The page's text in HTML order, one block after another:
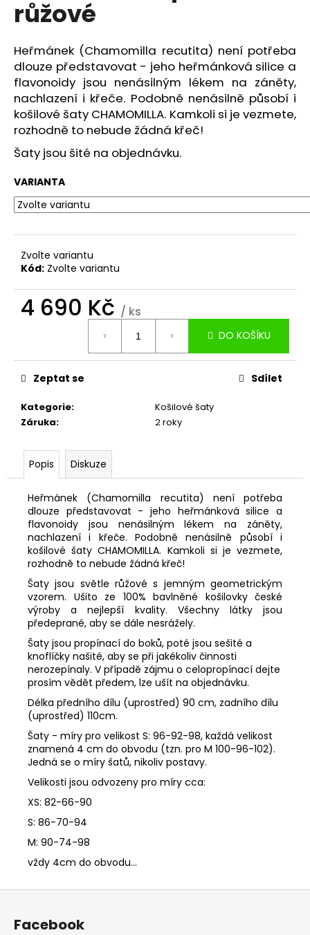
růžové
Heřmánek (Chamomilla recutita) není potřeba
dlouze představovat - jeho heřmánková silice a
flavonoidy jsou nenásilným lékem na záněty,
nachlazení i křeče. Podobně nenásilně působí i
košilové šaty CHAMOMILLA. Kamkoli si je vezmete,
rozhodně to nebude žádná křeč!
Šaty jsou šité na objednávku.
VARIANTA
Zvolte variantu
Kód: Zvolte variantu
4 690 Kč / ks
DO KOŠÍKU
Kategorie:
Košilové šaty
Záruka: 2 roky
Zeptat se Sdílet
Popis Diskuze
Heřmánek (Chamomilla recutita) není potřeba
dlouze představovat - jeho heřmánková silice a
flavonoidy jsou nenásilným lékem na záněty,
nachlazení i křeče. Podobně nenásilně působí i
košilové šaty CHAMOMILLA. Kamkoli si je vezmete,
rozhodně to nebude žádná křeč!
Šaty jsou světle růžové s jemným geometrickým
vzorem. Ušito ze 100% bavlněné košilovky české
výroby a nejlepší kvality. Všechny látky jsou
předeprané, aby se dále nesrážely.
Šaty jsou propínací do boků, poté jsou sešité a
knoflíčky našité, aby se při jakékoliv činnosti
nerozepínaly. V případě zájmu o celopropínací dejte
prosím vědět předem, lze ušít na objednávku.
Délka předního dílu (uprostřed) 90 cm, zadního dílu
(uprostřed) 110cm.
Šaty - míry pro velikost S: 96-92-98, každá velikost
znamená 4 cm do obvodu (tzn. pro M 100-96-102).
Jedná se o míry šatů, nikoliv postavy.
Velikosti jsou odvozeny pro míry cca:
XS: 82-66-90
S: 86-70-94
M: 90-74-98
vždy 4cm do obvodu...
u
e
m
e
KOŠILOVÉ
ŠATY
Z
POPELÍNU
4
490
Z
Facebook